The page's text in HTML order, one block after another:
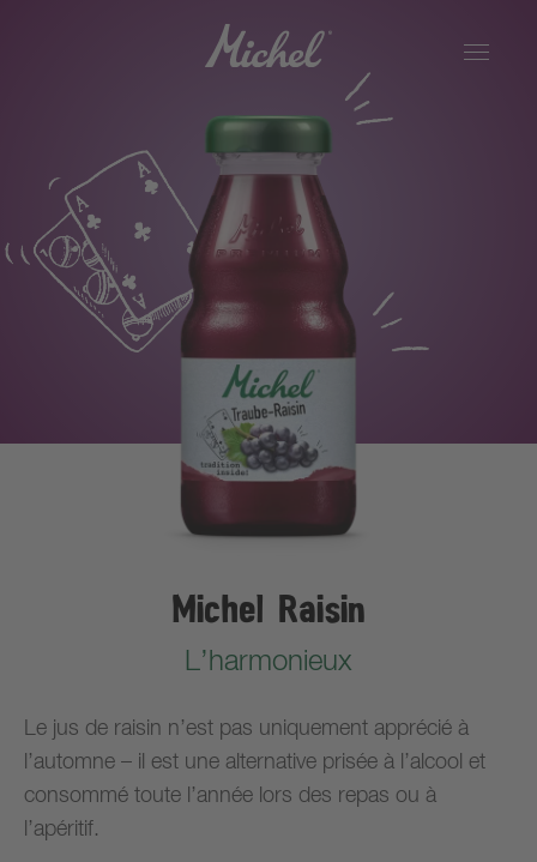
Michel Raisin
L’harmonieux
Le jus de raisin n’est pas uniquement apprécié à
l’automne – il est une alternative prisée à l’alcool et
consommé toute l’année lors des repas ou à
l’apéritif.